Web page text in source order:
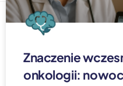
Znaczenie
onkologii: